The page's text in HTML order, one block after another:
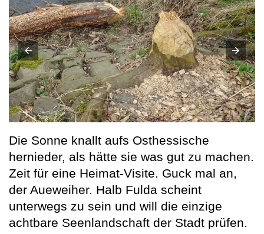
Die Sonne knallt aufs Osthessische
hernieder, als hätte sie was gut zu machen.
Zeit für eine Heimat-Visite. Guck mal an,
der Aueweiher. Halb Fulda scheint
unterwegs zu sein und will die einzige
achtbare Seenlandschaft der Stadt prüfen.